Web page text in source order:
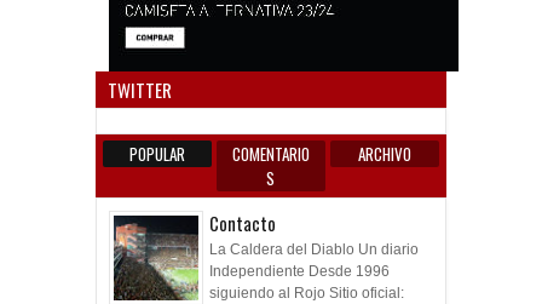
TWITTER
POPULAR
COMENTARIO
S
ARCHIVO
Contacto
La Caldera del Diablo Un diario
Independiente Desde 1996
siguiendo al Rojo Sitio oficial: